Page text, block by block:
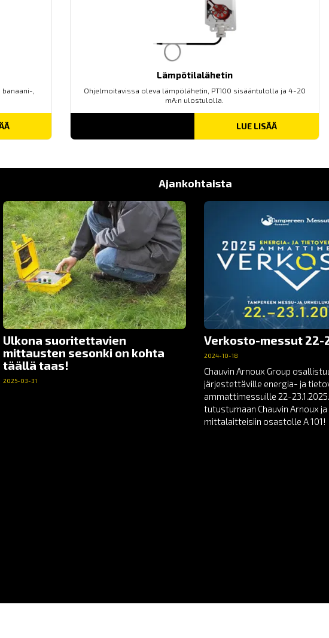
,
Lämpötilalähetin
Ohjelmoitavissa oleva lämpölähetin, PT100 sisääntulolla ja 4-20
mA:n ulostulolla.
LUE LISÄÄ
Ajankohtaista
Ulkona suoritettavien
mittausten sesonki on kohta
täällä taas!
2025-03-31
Verkosto-messut 22-
2024-10-18
Chauvin Arnoux Group
järjestettäville energia- ja
ammattimessuille 22-
tutustumaan Chauvin Arnoux
mittalaitteisiin osastolle A 101!